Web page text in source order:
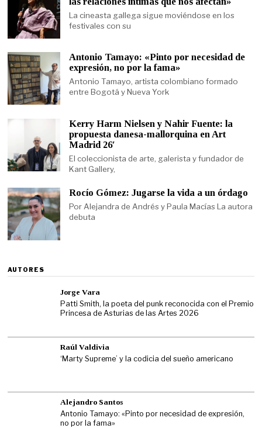
La cineasta gallega sigue moviéndose en los
festivales con su
Antonio Tamayo: «Pinto por necesidad de
expresión, no por la fama»
Antonio Tamayo, artista colombiano formado
entre Bogotá y Nueva York
Kerry Harm Nielsen y Nahir Fuente: la
propuesta danesa-mallorquina en Art
Madrid 26′
El coleccionista de arte, galerista y fundador de
Kant Gallery,
Rocío Gómez: Jugarse la vida a un órdago
Por Alejandra de Andrés y Paula Macías La autora
debuta
AUTORES
Jorge Vara
Patti Smith, la poeta del punk reconocida con el Premio
Princesa de Asturias de las Artes 2026
Raúl Valdivia
‘Marty Supreme’ y la codicia del sueño americano
Alejandro Santos
Antonio Tamayo: «Pinto por necesidad de expresión,
no por la fama»